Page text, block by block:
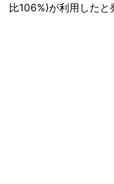
比106%)が利用したと